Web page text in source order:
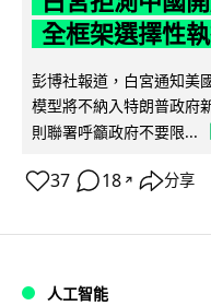
全框架選擇性
彭博社報道，白宮通知美
模型將不納入特朗普政府
則聯署呼籲政府不要限...
37 18 ↗ 分享
人工智能